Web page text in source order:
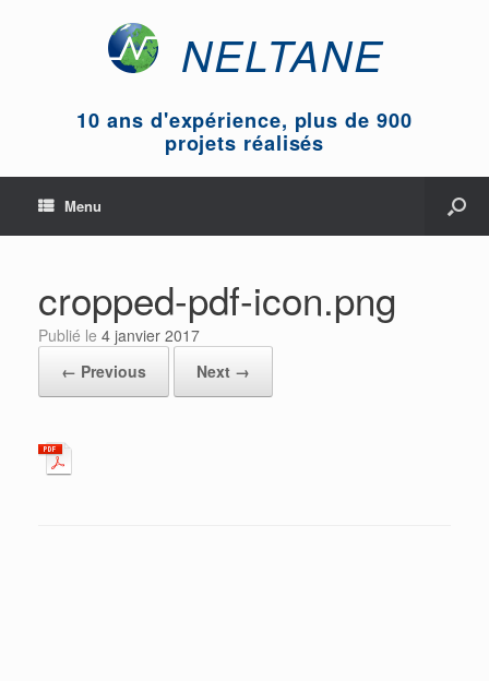
NELTANE
10 ans d'expérience, plus de 900
projets réalisés
Menu
cropped-pdf-icon.png
Publié le 4 janvier 2017
← Previous
Next →